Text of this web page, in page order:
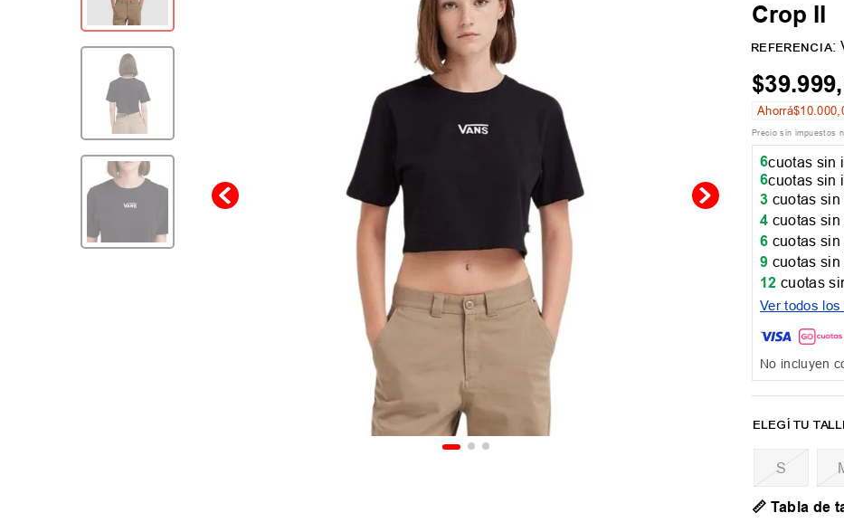
Crop II
REFERENCIA:
$39.999,
Ahorrá$10.000,
Precio sin impuestos
6cuotas sin
6cuotas sin
3 cuotas
4 cuotas
6 cuotas
9 cuotas
12 cuotas
Ver todos
No incluyen
📏 Tabla de